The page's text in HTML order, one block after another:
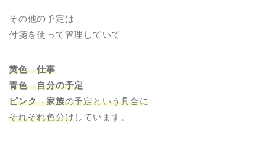
その他の予定は
付箋を使って管理していて
黄色→仕事
青色→自分の予定
ピンク→家族の予定という具合に
それぞれ色分けしています。